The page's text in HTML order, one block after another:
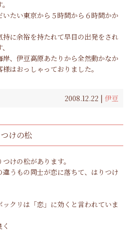
たい東京から５時間から６時間かか
に余裕を持たれて早目の出発をされ
、伊豆高原あたりから全然動かなか
はおっしゃっておりました。
2008.12.22 |伊豆
けの松
の松があります。
うもの同士が恋に落ちて、はりつけ
クリは「恋」に効くと言われていま